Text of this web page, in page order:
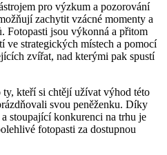
pro výzkum a pozorování
zachytit vzácné momenty a
Fotopasti jsou výkonná a přitom
ve strategických místech a pomocí
zvířat, nad kterými pak spustí
kteří si chtějí užívat výhod této
svou peněženku. Díky
stoupající konkurenci na trhu je
fotopasti za dostupnou